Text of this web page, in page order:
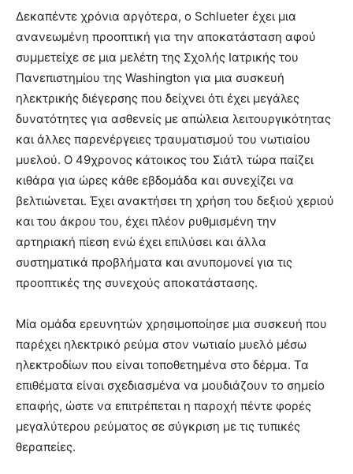
Δεκαπέντε χρόνια αργότερα, ο Schlueter έχει μια
ανανεωμένη προοπτική για την αποκατάσταση αφού
συμμετείχε σε μια μελέτη της Σχολής Ιατρικής του
Πανεπιστημίου της Washington για μια συσκευή
ηλεκτρικής διέγερσης που δείχνει ότι έχει μεγάλες
δυνατότητες για ασθενείς με απώλεια λειτουργικότητας
και άλλες παρενέργειες τραυματισμού του νωτιαίου
μυελού. Ο 49χρονος κάτοικος του Σιάτλ τώρα παίζει
κιθάρα για ώρες κάθε εβδομάδα και συνεχίζει να
βελτιώνεται. Έχει ανακτήσει τη χρήση του δεξιού χεριού
και του άκρου του, έχει πλέον ρυθμισμένη την
αρτηριακή πίεση ενώ έχει επιλύσει και άλλα
συστηματικά προβλήματα και ανυπομονεί για τις
προοπτικές της συνεχούς αποκατάστασης.
Μία ομάδα ερευνητών χρησιμοποίησε μια συσκευή που
παρέχει ηλεκτρικό ρεύμα στον νωτιαίο μυελό μέσω
ηλεκτροδίων που είναι τοποθετημένα στο δέρμα. Τα
επιθέματα είναι σχεδιασμένα να μουδιάζουν το σημείο
επαφής, ώστε να επιτρέπεται η παροχή πέντε φορές
μεγαλύτερου ρεύματος σε σύγκριση με τις τυπικές
θεραπείες.